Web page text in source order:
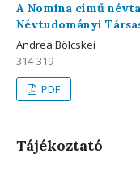
A Nomina című
Névtudományi
Andrea Bölcskei
314-319
PDF
Tájékoztató